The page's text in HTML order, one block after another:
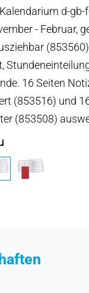
d-gb-
- Februar,
16 Seiten
(853516) und
(853508)